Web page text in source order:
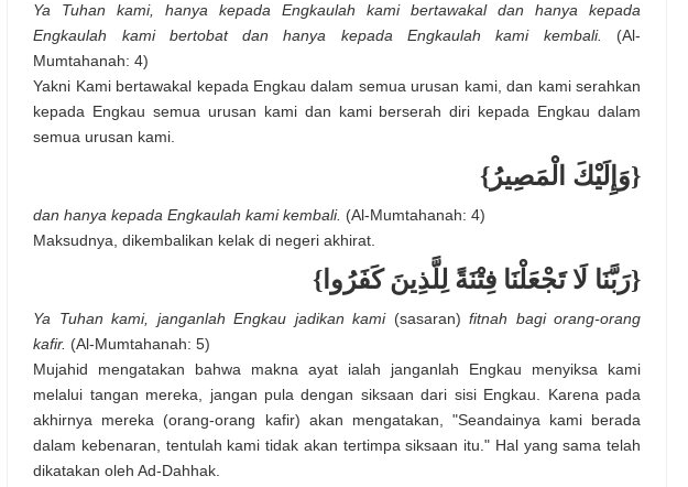
Ya Tuhan kami, hanya kepada Engkaulah kami bertawakal dan hanya kepada
Engkaulah kami bertobat dan hanya kepada Engkaulah kami kembali. (Al-
Mumtahanah: 4)
Yakni Kami bertawakal kepada Engkau dalam semua urusan kami, dan kami serahkan
kepada Engkau semua urusan kami dan kami berserah diri kepada Engkau dalam
semua urusan kami.
{وَإِلَيْكَ الْمَصِيرُ}
dan hanya kepada Engkaulah kami kembali. (Al-Mumtahanah: 4)
Maksudnya, dikembalikan kelak di negeri akhirat.
{رَبَّنَا لَا تَجْعَلْنَا فِتْنَةً لِلَّذِينَ كَفَرُوا}
Ya Tuhan kami, janganlah Engkau jadikan kami (sasaran)fitnah bagi orang-orang
kafir. (Al-Mumtahanah: 5)
Mujahid mengatakan bahwa makna ayat ialah janganlah Engkau menyiksa kami
melalui tangan mereka, jangan pula dengan siksaan dari sisi Engkau. Karena pada
akhirnya mereka (orang-orang kafir) akan mengatakan, "Seandainya kami berada
dalam kebenaran, tentulah kami tidak akan tertimpa siksaan itu." Hal yang sama telah
dikatakan oleh Ad-Dahhak.